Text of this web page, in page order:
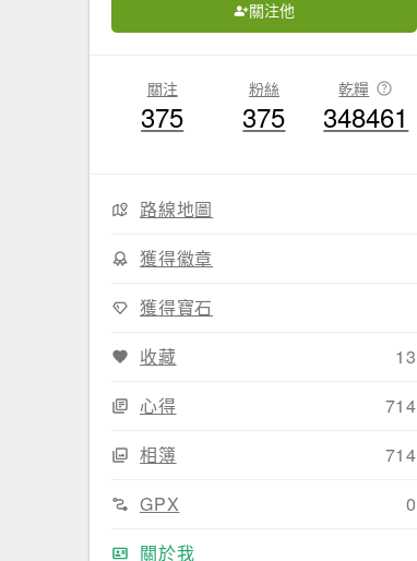
關注他
關注
375
粉絲
375
乾糧
348461
路線地圖
獲得徽章
獲得寶石
收藏
13
心得
714
相簿
714
GPX
0
關於我